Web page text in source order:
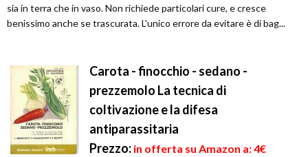
sia in terra che in vaso. Non richiede particolari cure, e cresce
benissimo anche se trascurata. L'unico errore da evitare è di bag...
Carota - finocchio - sedano -
prezzemolo La tecnica di
coltivazione e la difesa
antiparassitaria
Prezzo: in offerta su Amazon a: 4€